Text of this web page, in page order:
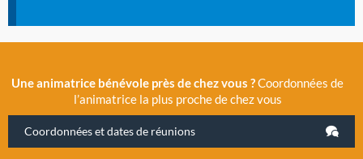
Une animatrice bénévole près de chez vous ?Coordonnées de
l’animatrice la plus proche de chez vous
Coordonnées et dates de réunions